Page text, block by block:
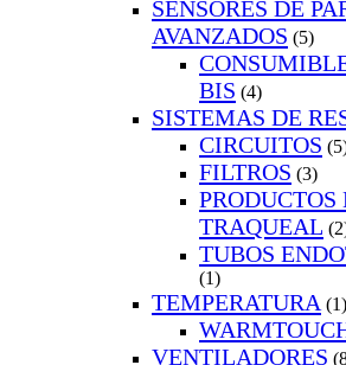
SENSORES DE
AVANZADOS (5)
BIS (4)
SISTEMAS DE
CIRCUITOS
FILTROS (3)
PRODUCTOS
TRAQUEAL
TUBOS
(1)
TEMPERATURA (1)
VENTILADORES